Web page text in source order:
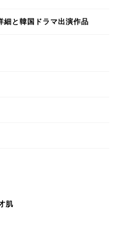
細と韓国ドラマ出演作品
肌